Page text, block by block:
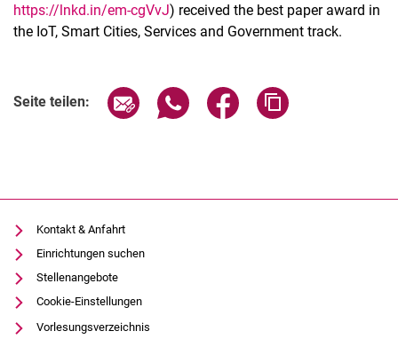
https://lnkd.in/em-cgVvJ) received the best paper award in
the IoT, Smart Cities, Services and Government track.
Seite teilen: Seite über E-Mail teilen
Seite über WhatsApp teilen
Seite über Facebook
Kontakt & Anfahrt
Einrichtungen suchen
Stellenangebote
Cookie-Einstellungen
Vorlesungsverzeichnis